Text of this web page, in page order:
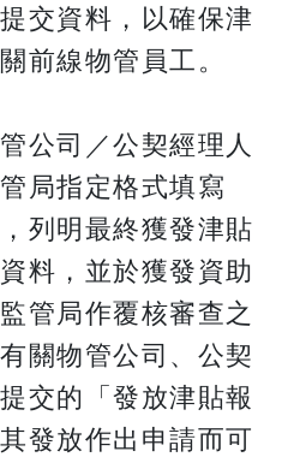
交資料，以確保津
前線物管員工。
公司／公契經理人
局指定格式填寫
列明最終獲發津貼
料，並於獲發資助
管局作覆核審查之
關物管公司、公契
交的「發放津貼報
發放作出申請而可